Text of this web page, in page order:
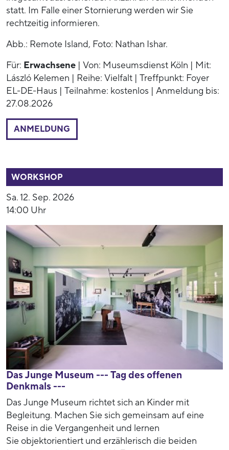
statt. Im Falle einer Stornierung werden wir Sie
rechtzeitig informieren.
Abb.: Remote Island, Foto: Nathan Ishar.
Für: Erwachsene | Von: Museumsdienst Köln | Mit:
László Kelemen | Reihe: Vielfalt | Treffpunkt: Foyer
EL-DE-Haus | Teilnahme: kostenlos | Anmeldung bis:
27.08.2026
ANMELDUNG
WORKSHOP
Sa. 12. Sep. 2026
14:00 Uhr
Das Junge Museum --- Tag des offenen
Denkmals ---
Das Junge Museum richtet sich an Kinder mit
Begleitung. Machen Sie sich gemeinsam auf eine
Reise in die Vergangenheit und lernen
Sie objektorientiert und erzählerisch die beiden